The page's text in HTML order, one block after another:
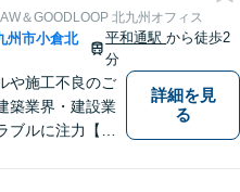
＆GOODLOOP 北九州オフィス
州市小倉北
平和通駅から徒歩2
分
や施工不良のご
築業界・建設業
ブルに注力【企
詳細を見
る